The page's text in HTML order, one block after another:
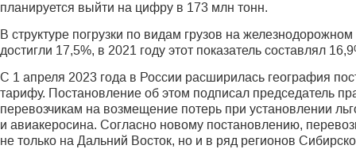
планируется выйти на цифру в 173 млн тонн.
В структуре погрузки по видам грузов на
достигли 17,5%, в 2021 году этот показатель составлял
С 1 апреля 2023 года в России расширилась география
тарифу. Постановление об этом подписал председатель
перевозчикам на возмещение потерь при установлении
и авиакеросина. Согласно новому постановлению,
не только на Дальний Восток, но и в ряд регионов